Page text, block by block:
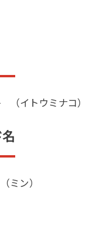
イトウミナコ）
ン）